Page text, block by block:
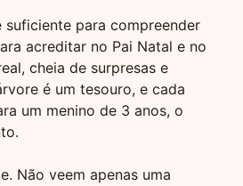
para compreender
acreditar no Pai Natal e no
cheia de surpresas e
é um tesouro, e cada
um menino de 3 anos, o
Não veem apenas uma